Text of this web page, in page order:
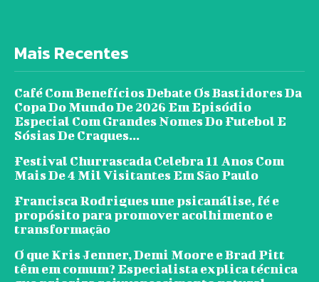
Mais Recentes
Café Com Benefícios Debate Os Bastidores Da
Copa Do Mundo De 2026 Em Episódio
Especial Com Grandes Nomes Do Futebol E
Sósias De Craques...
Festival Churrascada Celebra 11 Anos Com
Mais De 4 Mil Visitantes Em São Paulo
Francisca Rodrigues une psicanálise, fé e
propósito para promover acolhimento e
transformação
O que Kris Jenner, Demi Moore e Brad Pitt
têm em comum? Especialista explica técnica